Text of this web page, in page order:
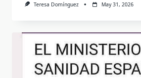
Teresa Domínguez May 31, 2026